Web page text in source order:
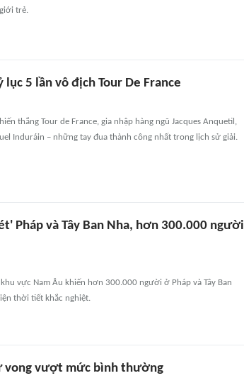
trẻ.
lục 5 lần vô địch Tour De France
thắng Tour de France, gia nhập hàng ngũ Jacques Anquetil,
Induráin – những tay đua thành công nhất trong lịch sử giải.
Pháp và Tây Ban Nha, hơn 300.000 người
vực Nam Âu khiến hơn 300.000 người ở Pháp và Tây Ban
thời tiết khắc nghiệt.
vong vượt mức bình thường